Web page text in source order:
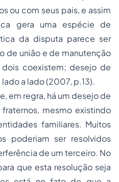
ou com seus pais, e assim
gera uma espécie de
da disputa parece ser
de união e de manutenção
coexistem; desejo de
a lado (2007, p.13).
em regra, há um desejo de
mesmo existindo
familiares. Muitos
poderiam ser resolvidos
de um terceiro. No
que esta resolução seja